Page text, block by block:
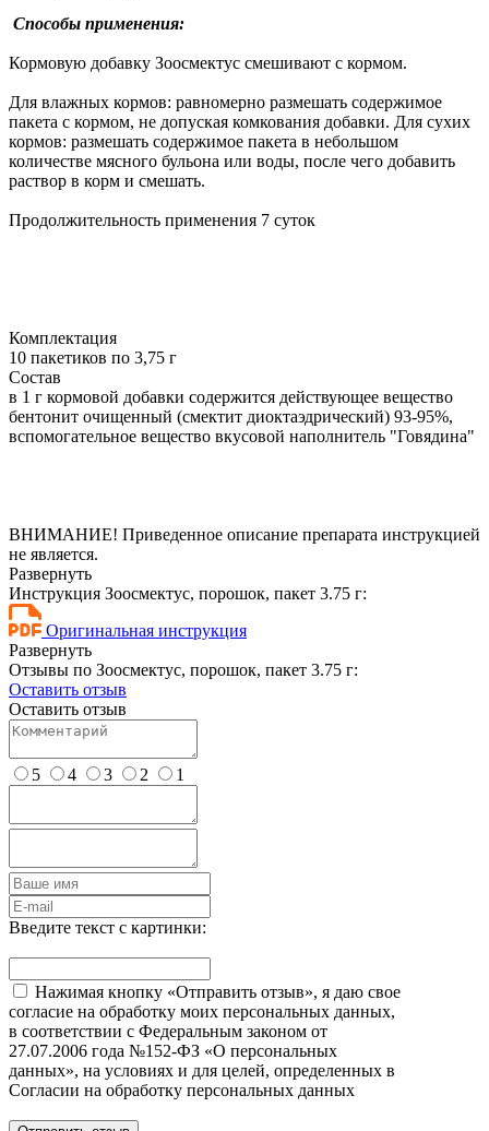
Способы применения:
Кормовую добавку Зоосмектус смешивают с кормом.
Для влажных кормов: равномерно размешать содержимое
пакета с кормом, не допуская комкования добавки. Для сухих
кормов: размешать содержимое пакета в небольшом
количестве мясного бульона или воды, после чего добавить
раствор в корм и смешать.
Продолжительность применения 7 суток
Комплектация
10 пакетиков по 3,75 г
Состав
в 1 г кормовой добавки содержится действующее вещество
бентонит очищенный (смектит диоктаэдрический) 93-95%,
вспомогательное вещество вкусовой наполнитель "Говядина"
ВНИМАНИЕ! Приведенное описание препарата инструкцией
не является.
Развернуть
Инструкция Зоосмектус, порошок, пакет 3.75 г:
Оригинальная инструкция
Развернуть
Отзывы по Зоосмектус, порошок, пакет 3.75 г:
Оставить отзыв
Оставить отзыв
5 4 3 2 1
Введите текст с картинки:
Нажимая кнопку «Отправить отзыв», я даю свое
согласие на обработку моих персональных данных,
в соответствии с Федеральным законом от
27.07.2006 года №152-ФЗ «О персональных
данных», на условиях и для целей, определенных в
Согласии на обработку персональных данных